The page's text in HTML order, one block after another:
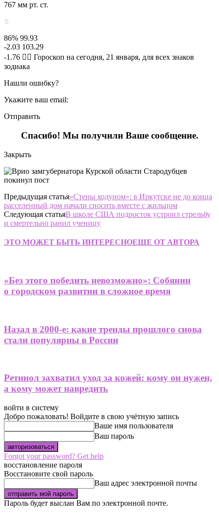
767 мм рт. ст.
86% 99.93
-2.03 103.29
-1.76 🧙‍♀ Гороскоп на сегодня, 21 января, для всех знаков
зодиака
Нашли ошибку?
Укажите ваш email:
Отправить
Спасибо! Мы получили Ваше сообщение.
Закрыть
Предыдущая статья«Стены ходуном»: в Иркутске не до конца
расселенный дом начали сносить вместе с жильцом
Следующая статьяВ школе США подросток устроил стрельбу
и смертельно ранил ученицу
ЭТО МОЖЕТ БЫТЬ ИНТЕРЕСНОЕЩЕ ОТ АВТОРА
«Без этого победить невозможно»: Собянин
о городском развитии в сложное время
Назад в 2000-е: какие тренды прошлого снова
стали популярны в России
Ретинол захватил уход за кожей: кому он нужен,
а кому может навредить
войти в систему
Добро пожаловать! Войдите в свою учётную запись
Ваше имя пользователя
Ваш пароль
Forgot your password? Get help
восстановление пароля
Восстановите свой пароль
Ваш адрес электронной почты
Пароль будет выслан Вам по электронной почте.